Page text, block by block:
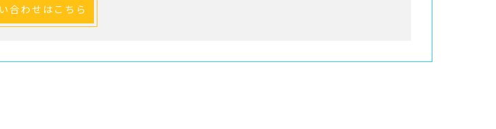
合わせはこちら